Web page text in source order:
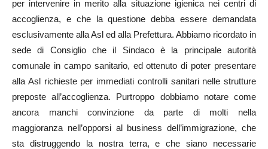
per intervenire in merito alla situazione igienica nei centri di
accoglienza, e che la questione debba essere demandata
esclusivamente alla Asl ed alla Prefettura. Abbiamo ricordato in
sede di Consiglio che il Sindaco è la principale autorità
comunale in campo sanitario, ed ottenuto di poter presentare
alla Asl richieste per immediati controlli sanitari nelle strutture
preposte all’accoglienza. Purtroppo dobbiamo notare come
ancora manchi convinzione da parte di molti nella
maggioranza nell’opporsi al business dell’immigrazione, che
sta distruggendo la nostra terra, e che siano necessarie